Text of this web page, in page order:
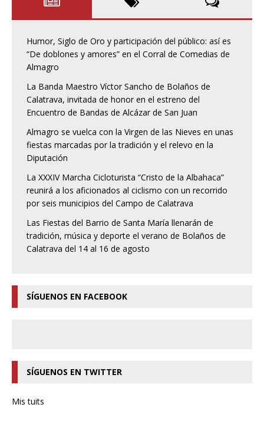
Humor, Siglo de Oro y participación del público: así es
“De doblones y amores” en el Corral de Comedias de
Almagro
La Banda Maestro Víctor Sancho de Bolaños de
Calatrava, invitada de honor en el estreno del
Encuentro de Bandas de Alcázar de San Juan
Almagro se vuelca con la Virgen de las Nieves en unas
fiestas marcadas por la tradición y el relevo en la
Diputación
La XXXIV Marcha Cicloturista “Cristo de la Albahaca”
reunirá a los aficionados al ciclismo con un recorrido
por seis municipios del Campo de Calatrava
Las Fiestas del Barrio de Santa María llenarán de
tradición, música y deporte el verano de Bolaños de
Calatrava del 14 al 16 de agosto
SÍGUENOS EN FACEBOOK
SÍGUENOS EN TWITTER
Mis tuits